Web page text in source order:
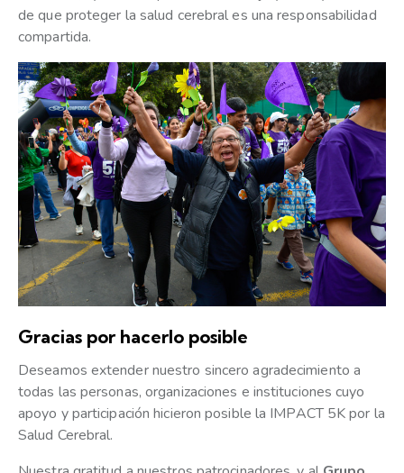
de que proteger la salud cerebral es una responsabilidad
compartida.
Gracias por hacerlo posible
Deseamos extender nuestro sincero agradecimiento a
todas las personas, organizaciones e instituciones cuyo
apoyo y participación hicieron posible la IMPACT 5K por la
Salud Cerebral.